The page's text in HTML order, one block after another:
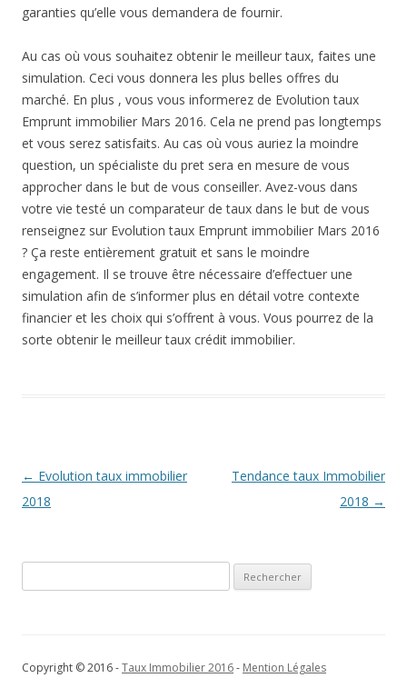
garanties qu’elle vous demandera de fournir.
Au cas où vous souhaitez obtenir le meilleur taux, faites une
simulation. Ceci vous donnera les plus belles offres du
marché. En plus , vous vous informerez de Evolution taux
Emprunt immobilier Mars 2016. Cela ne prend pas longtemps
et vous serez satisfaits. Au cas où vous auriez la moindre
question, un spécialiste du pret sera en mesure de vous
approcher dans le but de vous conseiller. Avez-vous dans
votre vie testé un comparateur de taux dans le but de vous
renseignez sur Evolution taux Emprunt immobilier Mars 2016
? Ça reste entièrement gratuit et sans le moindre
engagement. Il se trouve être nécessaire d’effectuer une
simulation afin de s’informer plus en détail votre contexte
financier et les choix qui s’offrent à vous. Vous pourrez de la
sorte obtenir le meilleur taux crédit immobilier.
Navigation
des
← Evolution taux immobilier
2018
Tendance taux Immobilier
2018 →
Copyright © 2016 -Taux Immobilier 2016- Mention Légales